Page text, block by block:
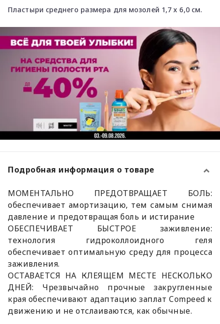
Пластыри среднего размера для мозолей 1,7 x 6,0 см.
Подробная информация о товаре
МОМЕНТАЛЬНО ПРЕДОТВРАЩАЕТ БОЛЬ:
обеспечивает амортизацию, тем самым снимая
давление и предотвращая боль и истирание
ОБЕСПЕЧИВАЕТ БЫСТРОЕ заживление:
технология гидроколлоидного геля
обеспечивает оптимальную среду для процесса
заживления.
ОСТАВАЕТСЯ НА КЛЕЯЩЕМ МЕСТЕ НЕСКОЛЬКО
ДНЕЙ: Чрезвычайно прочные закругленные
края обеспечивают адаптацию заплат Compeed к
движению и не отслаиваются, как обычные.